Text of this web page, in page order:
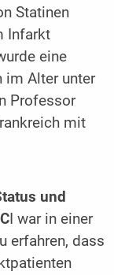
Statinen
Infarkt
eine
im Alter unter
Professor
mit
und
I war in einer
erfahren, dass